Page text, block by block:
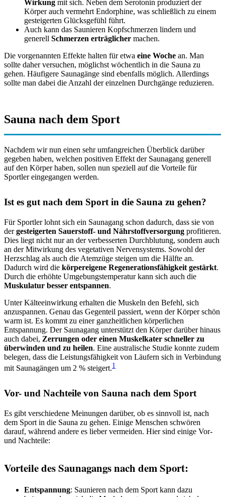
Wirkung mit sich. Neben dem Serotonin produziert der
Körper auch vermehrt Endorphine, was schließlich zu einem
gesteigerten Glücksgefühl führt.
Auch kann das Saunieren Kopfschmerzen lindern und
generell Schmerzen erträglicher machen.
Die vorgenannten Effekte halten für etwa eine Woche an. Man
sollte daher versuchen, möglichst wöchentlich in die Sauna zu
gehen. Häufigere Saunagänge sind ebenfalls möglich. Allerdings
sollte man dabei die Anzahl der einzelnen Durchgänge reduzieren.
Sauna nach dem Sport
Nachdem wir nun einen sehr umfangreichen Überblick darüber
gegeben haben, welchen positiven Effekt der Saunagang generell
auf den Körper haben, sollen nun speziell auf die Vorteile für
Sportler eingegangen werden.
Ist es gut nach dem Sport in die Sauna zu gehen?
Für Sportler lohnt sich ein Saunagang schon dadurch, dass sie von
dergesteigerten Sauerstoff- und Nährstoffversorgung profitieren.
Dies liegt nicht nur an der verbesserten Durchblutung, sondern auch
an der Mitwirkung des vegetativen Nervensystems. Sowohl der
Herzschlag als auch die Atemzüge steigen um die Hälfte an.
Dadurch wird die körpereigene Regenerationsfähigkeit gestärkt.
Durch die erhöhte Umgebungstemperatur kann sich auch die
Muskulatur besser entspannen.
Unter Kälteeinwirkung erhalten die Muskeln den Befehl, sich
anzuspannen. Genau das Gegenteil passiert, wenn der Körper schön
warm ist. Es kommt zu einer ganzheitlichen körperlichen
Entspannung. Der Saunagang unterstützt den Körper darüber hinaus
auch dabei, Zerrungen oder einen Muskelkater schneller zu
überwinden und zu heilen. Eine australische Studie konnte zudem
belegen, dass die Leistungsfähigkeit von Läufern sich in Verbindung
mit Saunagängen um 2 % steigert.1
Vor- und Nachteile von Sauna nach dem Sport
Es gibt verschiedene Meinungen darüber, ob es sinnvoll ist, nach
dem Sport in die Sauna zu gehen. Einige Menschen schwören
darauf, während andere es lieber vermeiden. Hier sind einige Vor-
und Nachteile:
Vorteile des Saunagangs nach dem Sport:
Entspannung: Saunieren nach dem Sport kann dazu